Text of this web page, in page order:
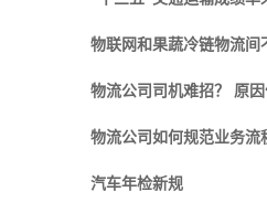
物联网和果蔬冷链物流间
物流公司司机难招？ 原因
物流公司如何规范业务
汽车年检新规